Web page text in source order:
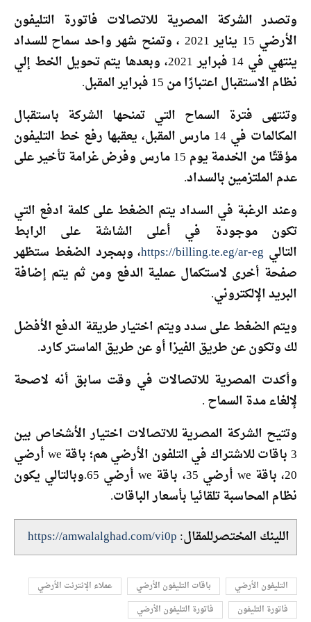
وتصدر الشركة المصرية للاتصالات فاتورة التليفون
الأرضي 15 يناير 2021 ، وتمنح شهر واحد سماح للسداد
ينتهي في 14 فبراير 2021، وبعدها يتم تحويل الخط إلي
نظام الاستقبال اعتبارًا من 15 فبراير المقبل.
وتنتهى فترة السماح التي تمنحها الشركة باستقبال
المكالمات في 14 مارس المقبل، يعقبها رفع خط التليفون
مؤقتًا من الخدمة يوم 15 مارس وفرض غرامة تأخير على
عدم الملتزمين بالسداد.
وعند الرغبة في السداد يتم الضغط على كلمة ادفع التي
تكون موجودة في أعلى الشاشة على الرابط
التالي https://billing.te.eg/ar-eg، وبمجرد الضغط ستظهر
صفحة أخرى لاستكمال عملية الدفع ومن ثم يتم إضافة
البريد الإلكتروني.
ويتم الضغط على سدد ويتم اختيار طريقة الدفع الأفضل
لك وتكون عن طريق الفيزا أو عن طريق الماستر كارد.
وأكدت المصرية للاتصالات في وقت سابق أنه لاصحة
لإلغاء مدة السماح .
وتتيح الشركة المصرية للاتصالات اختيار الأشخاص بين
3 باقات للاشتراك في التلفون الأرضي هم؛ باقة we أرضي
20، باقة we أرضي 35، باقة we أرضي 65.وبالتالي يكون
نظام المحاسبة تلقائيا بأسعار الباقات.
اللينك المختصرللمقال:https://amwalalghad.com/vi0p
التليفون الأرضي باقات التليفون الأرضي
عملاء الإنترنت الأرضي
فاتورة التليفون
فاتورة التليفون الأرضي